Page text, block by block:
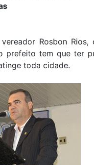
Rosbon Rios,
prefeito tem que ter
toda cidade.